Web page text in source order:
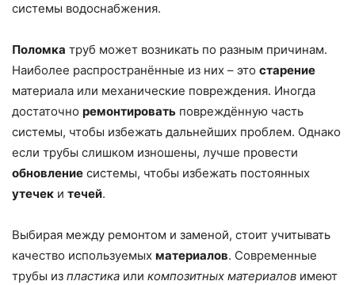
системы водоснабжения.
Поломка труб может возникать по разным причинам.
Наиболее распространённые из них – это старение
материала или механические повреждения. Иногда
достаточно ремонтировать повреждённую часть
системы, чтобы избежать дальнейших проблем. Однако
если трубы слишком изношены, лучше провести
обновление системы, чтобы избежать постоянных
утечек и течей.
Выбирая между ремонтом и заменой, стоит учитывать
качество используемых материалов. Современные
трубы из пластика или композитных материалов имеют